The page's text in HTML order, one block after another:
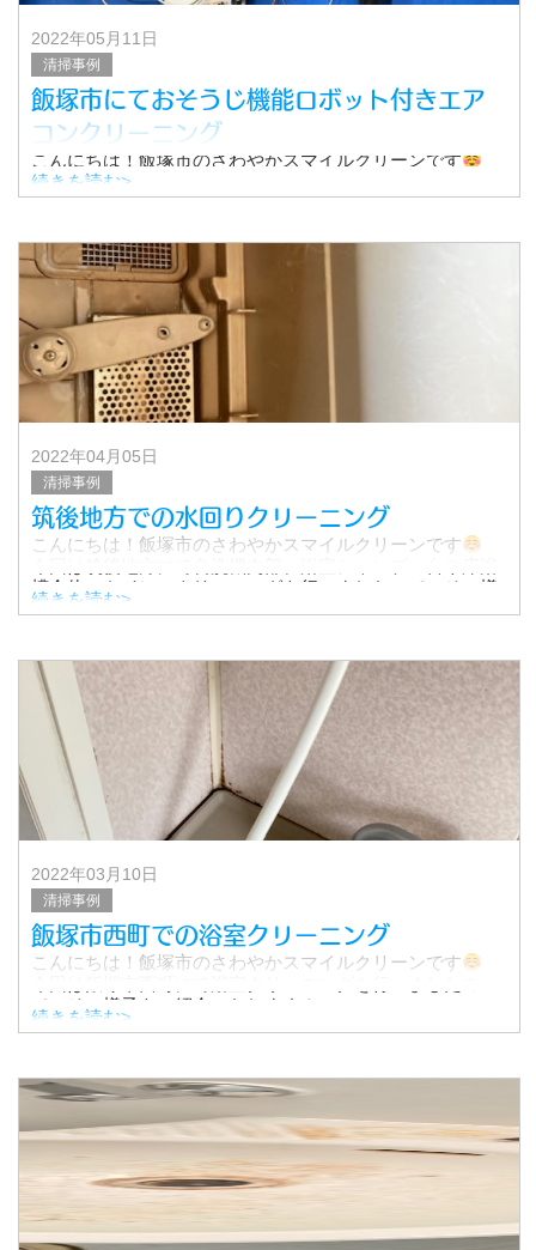
2022年05月11日
清掃事例
飯塚市にておそうじ機能ロボット付きエア
コンクリーニング
こんにちは！飯塚市のさわやかスマイルクリーンです
今回は飯塚市にておそうじ機能ロボット付きエアコンのク
リーニングを行いましたので、その様子をご紹介します。
▼費用
おそうじ機能ロボット付
続きを読む>
2022年04月05日
清掃事例
筑後地方での水回りクリーニング
こんにちは！飯塚市のさわやかスマイルクリーンです
槽全体、トイレのクリーニングを行いましたので、その様
続きを読む>
2022年03月10日
清掃事例
飯塚市西町での浴室クリーニング
こんにちは！飯塚市のさわやかスマイルクリーンです
で、その様子をご紹介いたします！
続きを読む>